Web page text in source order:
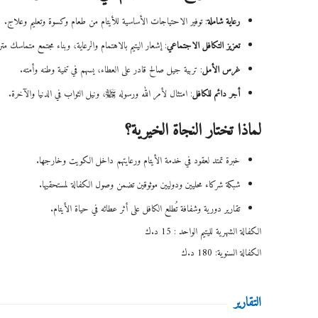
رعاية شاملة: توفير الاحتياجات الأساسية للأيتام من طعام وكسوة وتعليم وعلاج.
تعزيز التكافل الاجتماعي: إشعار اليتيم بالاهتمام والرعاية، وبناء مجتمع متماسك
غرس الأمل: تربية جيل صالح قادر على العطاء، يسهم في تنمية وطنه وأمته.
أجر دائم للكافل: امتثال لأمر الله ورسوله ﷺ، ونيل الثواب في الدنيا والآخرة.
لماذا تختار النجاة الخيرية؟
خبرة تمتد لعقود في خدمة الأيتام ورعايتهم داخل الكويت وخارجها.
شبكة شركاء محليين ودوليين موثوقين تضمن وصول الكفالة لمستحقيها.
تقارير دورية وشفافة تُطلع الكافل على أثر عطائه في حياة الأيتام.
الكفالة الشهرية لليتيم الواحد : 15 د.ك
الكفالة السنوية: 180 د.ك
التقارير